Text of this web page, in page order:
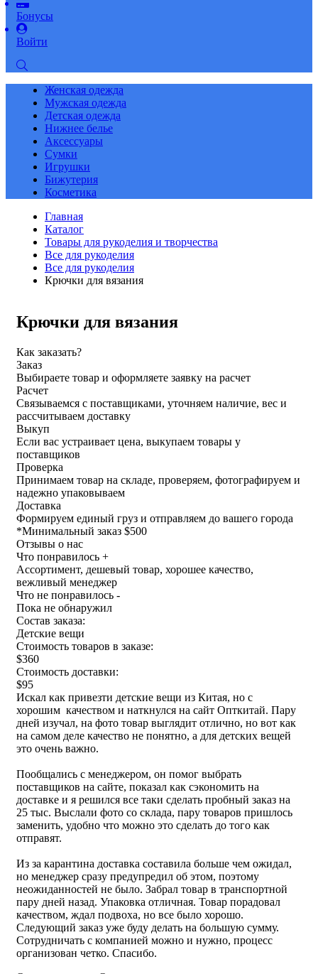
Бонусы
Войти
Женская одежда
Мужская одежда
Детская одежда
Нижнее белье
Аксессуары
Сумки
Игрушки
Бижутерия
Косметика
Главная
Каталог
Товары для рукоделия и творчества
Все для рукоделия
Все для рукоделия
Крючки для вязания
Крючки для вязания
Как заказать?
Заказ
Выбираете товар и оформляете заявку на расчет
Расчет
Связываемся с поставщиками, уточняем наличие, вес и
рассчитываем доставку
Выкуп
Если вас устраивает цена, выкупаем товары у
поставщиков
Проверка
Принимаем товар на складе, проверяем, фотографируем и
надежно упаковываем
Доставка
Формируем единый груз и отправляем до вашего города
*Минимальный заказ $500
Отзывы о нас
Что понравилось +
Ассортимент, дешевый товар, хорошее качество,
вежливый менеджер
Что не понравилось -
Пока не обнаружил
Состав заказа:
Детские вещи
Стоимость товаров в заказе:
$360
Стоимость доставки:
$95
Искал как привезти детские вещи из Китая, но с
хорошим качеством и наткнулся на сайт Опткитай. Пару
дней изучал, на фото товар выглядит отлично, но вот как
на самом деле качество не понятно, а для детских вещей
это очень важно.
Пообщались с менеджером, он помог выбрать
поставщиков на сайте, показал как сэкономить на
доставке и я решился все таки сделать пробный заказ на
25 тыс. Выслали фото со склада, пару товаров пришлось
заменить, удобно что можно это сделать до того как
отправят.
Из за карантина доставка составила больше чем ожидал,
но менеджер сразу предупредил об этом, поэтому
неожиданностей не было. Забрал товар в транспортной
пару дней назад. Упаковка отличная. Товар порадовал
качеством, ждал подвоха, но все было хорошо.
Следующий заказ уже буду делать на большую сумму.
Сотрудничать с компанией можно и нужно, процесс
организован четко. Спасибо.